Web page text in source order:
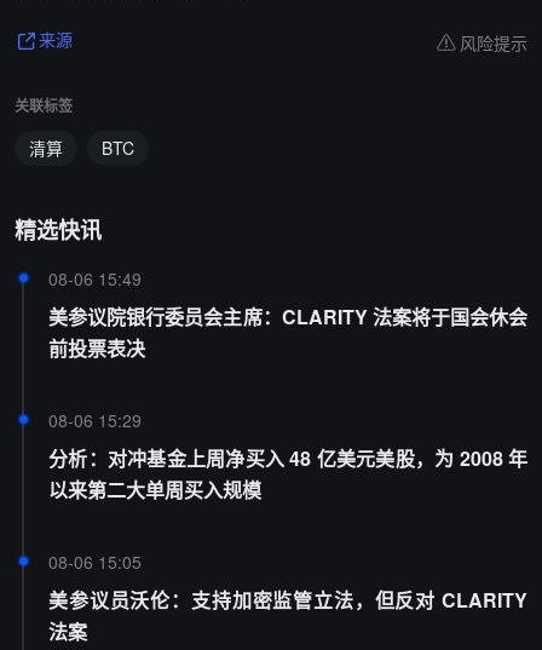
来源 风险提示
关联标签
清算 BTC
精选快讯
08-06 15:49
美参议院银行委员会主席：CLARITY 法案将于国会休会
前投票表决
08-06 15:29
分析：对冲基金上周净买入 48 亿美元美股，为 2008 年
以来第二大单周买入规模
08-06 15:05
美参议员沃伦：支持加密监管立法，但反对 CLARITY
法案